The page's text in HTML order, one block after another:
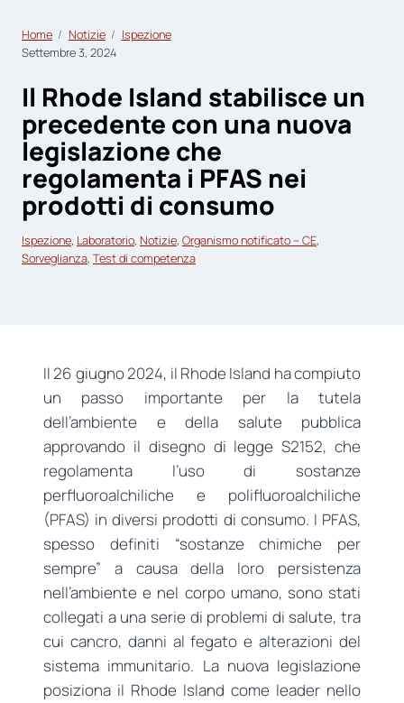
Home Notizie
Ispezione
Settembre 3, 2024
Il Rhode Island stabilisce un
precedente con una nuova
legislazione che
regolamenta i PFAS nei
prodotti di consumo
Ispezione, Laboratorio, Notizie, Organismo notificato – CE
Sorveglianza, Test di competenza
Il 26 giugno 2024, il Rhode Island ha compiuto
un passo importante per la tutela
dell’ambiente e della salute pubblica
approvando il disegno di legge S2152, che
regolamenta l’uso di sostanze
perfluoroalchiliche e polifluoroalchiliche
(PFAS) in diversi prodotti di consumo. I PFAS,
spesso definiti “sostanze chimiche per
sempre” a causa della loro persistenza
nell’ambiente e nel corpo umano, sono stati
collegati a una serie di problemi di salute, tra
cui cancro, danni al fegato e alterazioni del
sistema immunitario. La nuova legislazione
posiziona il Rhode Island come leader nello